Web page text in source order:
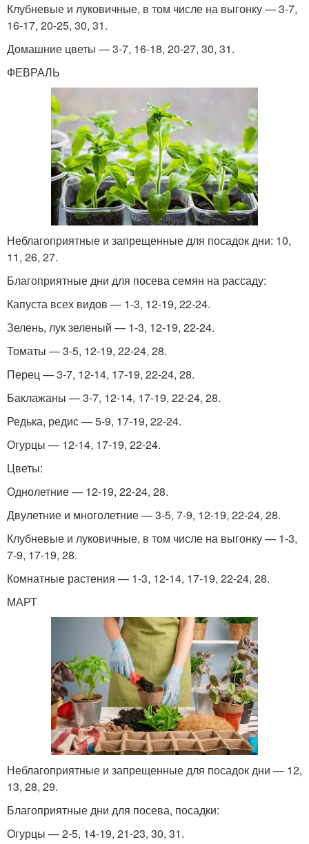
Клубневые и луковичные, в том числе на выгонку — 3-7,
16-17, 20-25, 30, 31.
Домашние цветы — 3-7, 16-18, 20-27, 30, 31.
ФЕВРАЛЬ
Неблагоприятные и запрещенные для посадок дни: 10,
11, 26, 27.
Благоприятные дни для посева семян на рассаду:
Капуста всех видов — 1-3, 12-19, 22-24.
Зелень, лук зеленый — 1-3, 12-19, 22-24.
Томаты — 3-5, 12-19, 22-24, 28.
Перец — 3-7, 12-14, 17-19, 22-24, 28.
Баклажаны — 3-7, 12-14, 17-19, 22-24, 28.
Редька, редис — 5-9, 17-19, 22-24.
Огурцы — 12-14, 17-19, 22-24.
Цветы:
Однолетние — 12-19, 22-24, 28.
Двулетние и многолетние — 3-5, 7-9, 12-19, 22-24, 28.
Клубневые и луковичные, в том числе на выгонку — 1-3,
7-9, 17-19, 28.
Комнатные растения — 1-3, 12-14, 17-19, 22-24, 28.
МАРТ
Неблагоприятные и запрещенные для посадок дни — 12,
13, 28, 29.
Благоприятные дни для посева, посадки:
Огурцы — 2-5, 14-19, 21-23, 30, 31.